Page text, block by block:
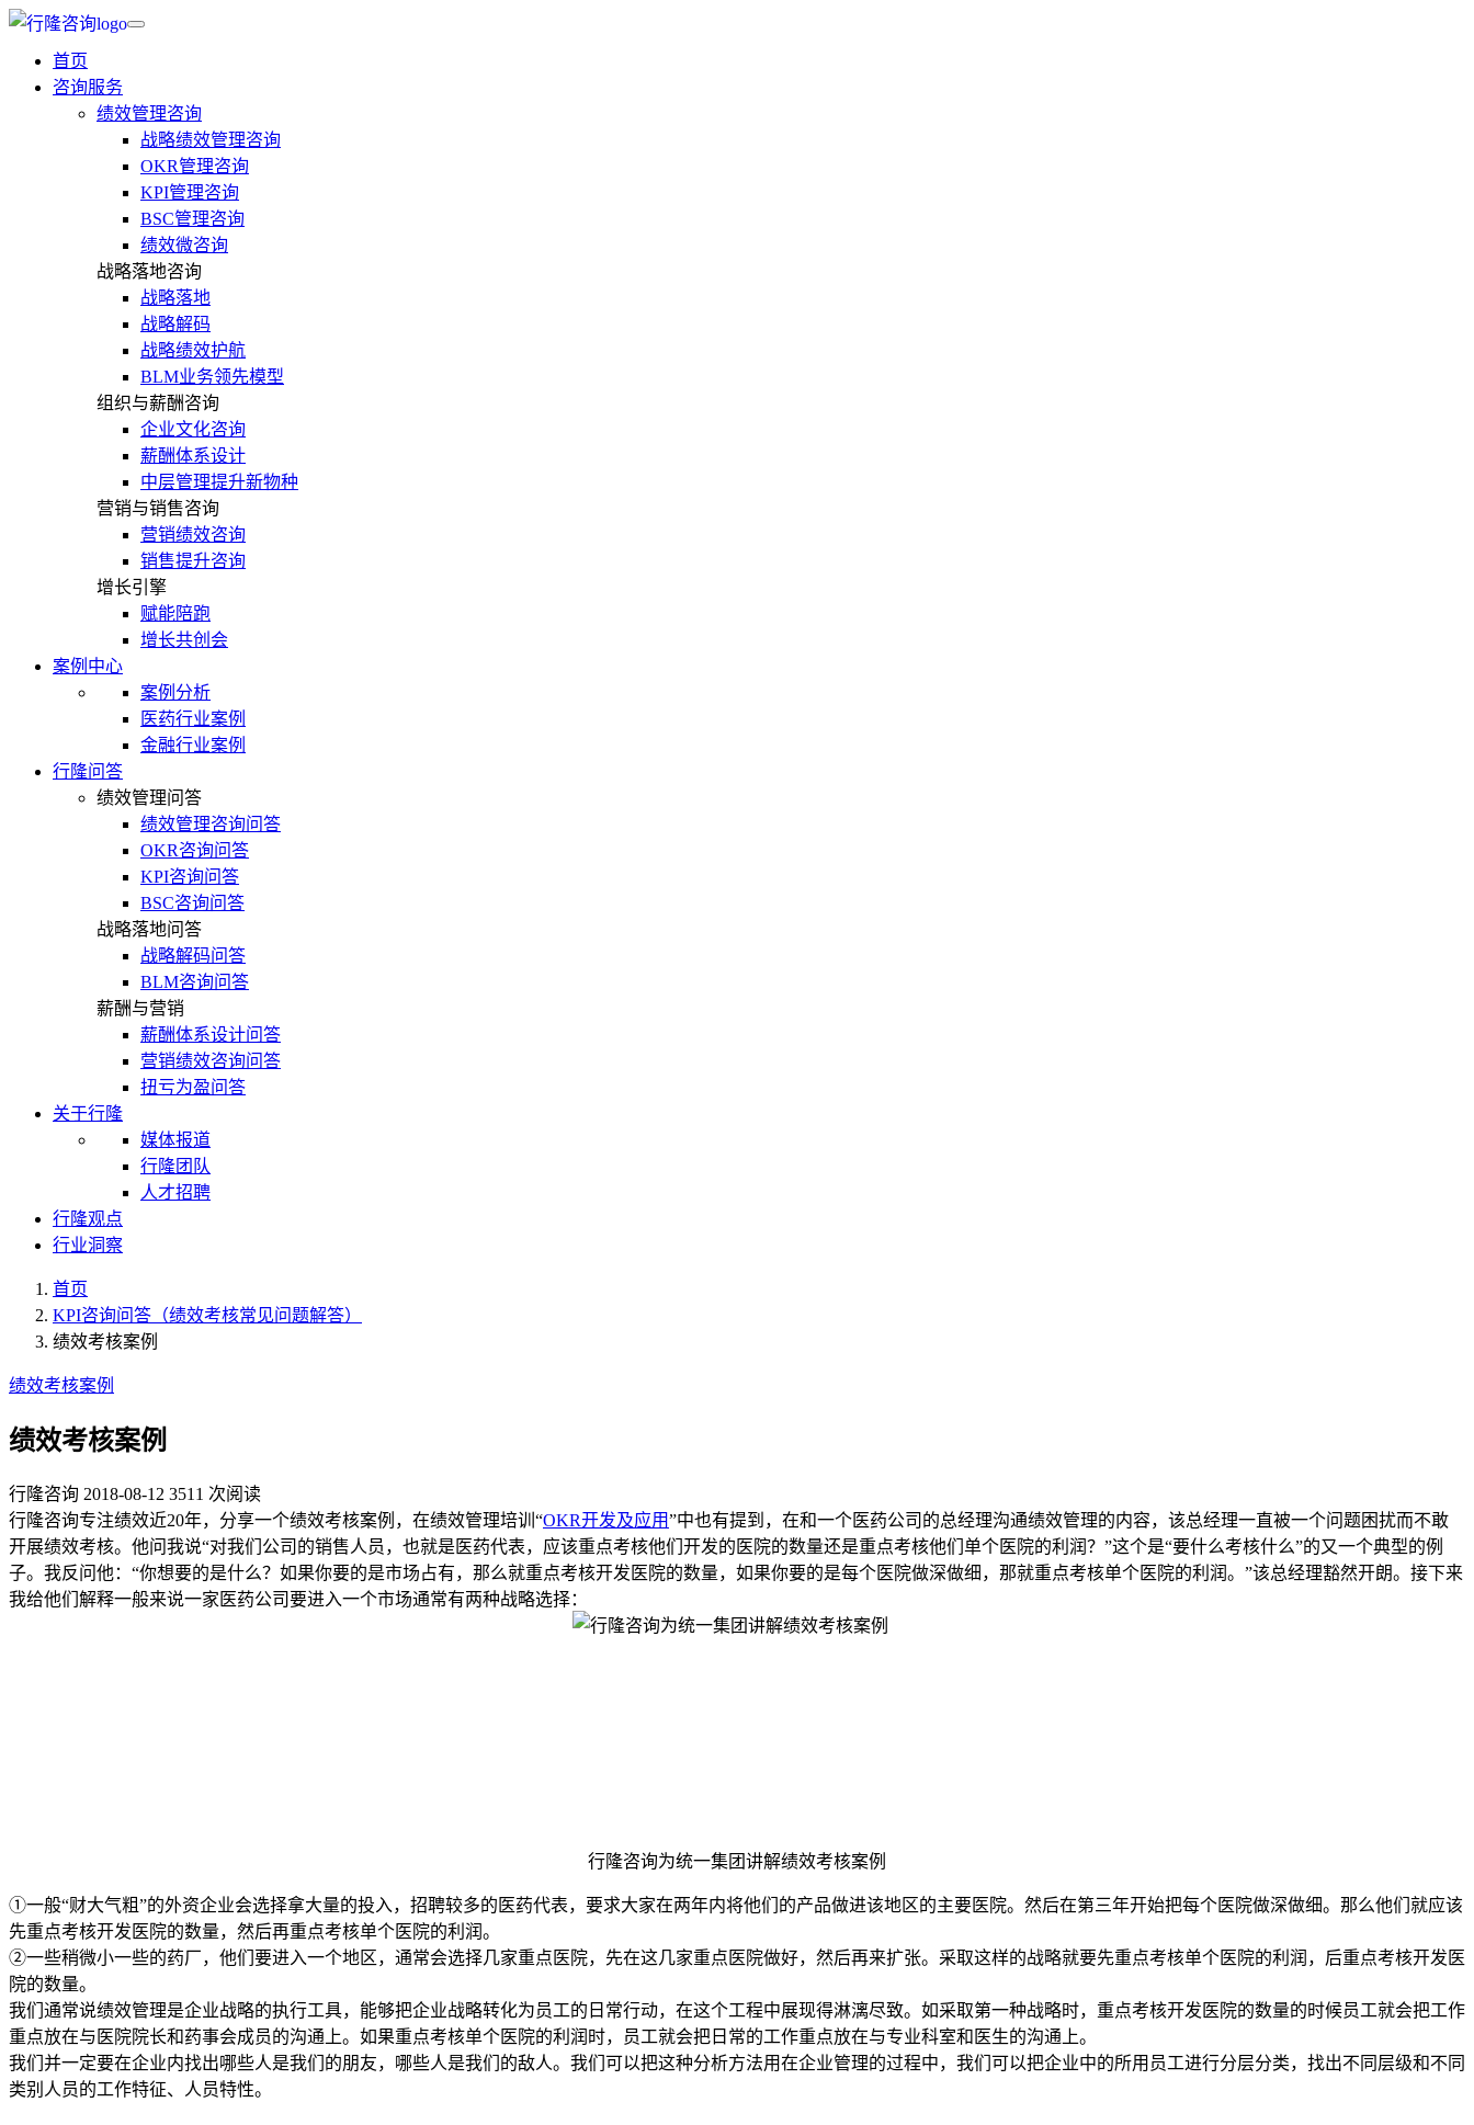
首页
咨询服务
绩效管理咨询
战略绩效管理咨询
OKR管理咨询
KPI管理咨询
BSC管理咨询
绩效微咨询
战略落地咨询
战略落地
战略解码
战略绩效护航
BLM业务领先模型
组织与薪酬咨询
企业文化咨询
薪酬体系设计
中层管理提升新物种
营销与销售咨询
营销绩效咨询
销售提升咨询
增长引擎
赋能陪跑
增长共创会
案例中心
案例分析
医药行业案例
金融行业案例
行隆问答
绩效管理问答
绩效管理咨询问答
OKR咨询问答
KPI咨询问答
BSC咨询问答
战略落地问答
战略解码问答
BLM咨询问答
薪酬与营销
薪酬体系设计问答
营销绩效咨询问答
扭亏为盈问答
关于行隆
媒体报道
行隆团队
人才招聘
行隆观点
行业洞察
首页
KPI咨询问答（绩效考核常见问题解答）
绩效考核案例
绩效考核案例
绩效考核案例
行隆咨询 2018-08-12 3511 次阅读
行隆咨询专注绩效近20年，分享一个绩效考核案例，在绩效管理培训“OKR开发及应用”中也有提到，在和一个医药公司的总经理沟通绩效管理的内容，该总经理一直被一个问题困扰而不敢
开展绩效考核。他问我说“对我们公司的销售人员，也就是医药代表，应该重点考核他们开发的医院的数量还是重点考核他们单个医院的利润？”这个是“要什么考核什么”的又一个典型的例
子。我反问他：“你想要的是什么？如果你要的是市场占有，那么就重点考核开发医院的数量，如果你要的是每个医院做深做细，那就重点考核单个医院的利润。”该总经理豁然开朗。接下来
我给他们解释一般来说一家医药公司要进入一个市场通常有两种战略选择：
行隆咨询为统一集团讲解绩效考核案例
①一般“财大气粗”的外资企业会选择拿大量的投入，招聘较多的医药代表，要求大家在两年内将他们的产品做进该地区的主要医院。然后在第三年开始把每个医院做深做细。那么他们就应该
先重点考核开发医院的数量，然后再重点考核单个医院的利润。
②一些稍微小一些的药厂，他们要进入一个地区，通常会选择几家重点医院，先在这几家重点医院做好，然后再来扩张。采取这样的战略就要先重点考核单个医院的利润，后重点考核开发医
院的数量。
我们通常说绩效管理是企业战略的执行工具，能够把企业战略转化为员工的日常行动，在这个工程中展现得淋漓尽致。如采取第一种战略时，重点考核开发医院的数量的时候员工就会把工作
重点放在与医院院长和药事会成员的沟通上。如果重点考核单个医院的利润时，员工就会把日常的工作重点放在与专业科室和医生的沟通上。
我们并一定要在企业内找出哪些人是我们的朋友，哪些人是我们的敌人。我们可以把这种分析方法用在企业管理的过程中，我们可以把企业中的所用员工进行分层分类，找出不同层级和不同
类别人员的工作特征、人员特性。